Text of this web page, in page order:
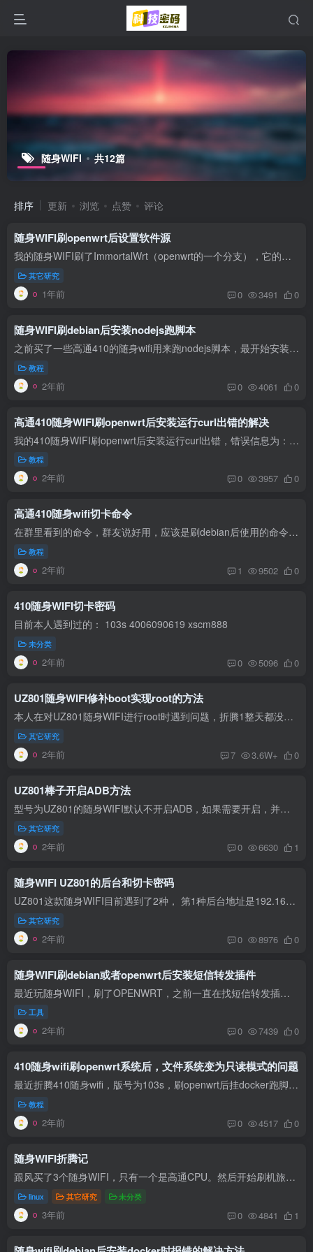
随身WIFI 共12篇
排序 更新 浏览 点赞 评论
随身WIFI刷openwrt后设置软件源
我的随身WIFI刷了ImmortalWrt（openwrt的一个分支），它的软件源downloads.immortalwrt.org被墙了， 需要更换国内源才能安装或者更新软件，目前测试可用的源： src/gz openwrt_core https://mir...
其它研究
1年前 0 3491 0
随身WIFI刷debian后安装nodejs跑脚本
之前买了一些高通410的随身wifi用来跑nodejs脚本，最开始安装docker版青龙跑，但是受410随身WiFi硬件条件限制，不是很稳定，所以干脆删掉docker，直接在系统内安装nodejs，然后使用crontab定时...
教程
2年前 0 4061 0
高通410随身WIFI刷openwrt后安装运行curl出错的解决
我的410随身WIFI刷openwrt后安装运行curl出错，错误信息为：Error relocating /usr/bin/curl: curl_global_trace: symbol not found。 经过多次摸索尝试，发现是有个软件包版本太旧的原因，重新...
教程
2年前 0 3957 0
高通410随身wifi切卡命令
在群里看到的命令，群友说好用，应该是刷debian后使用的命令。暂且记录，用到时再验证。 echo 1 > /sys/class/leds/sim:sel/brightness echo 0 > /sys/class/leds/sim:en/brightness echo...
教程
2年前 1 9502 0
410随身WIFI切卡密码
目前本人遇到过的： 103s 4006090619 xscm888
未分类
2年前 0 5096 0
UZ801随身WIFI修补boot实现root的方法
本人在对UZ801随身WIFI进行root时遇到问题，折腾1整天都没解决，坚持到第二天终于曲线解决了。 卡壳的地方 UZ801这款棒子在使用面具软件修补boot文件时总是自动退出。无法完成对boot文件的修改...
其它研究
2年前 7 3.6W+ 0
UZ801棒子开启ADB方法
型号为UZ801的随身WIFI默认不开启ADB，如果需要开启，并不需要像网上教程一样改system分区内的文件，实际上按照改文件的教程做也不会开启成功。 这款棒子可以很方便的开启ADB，就是访问http://I...
其它研究
2年前 0 6630 1
随身WIFI UZ801的后台和切卡密码
UZ801这款随身WIFI目前遇到了2种， 第1种后台地址是192.168.100.1，后台账号密码：admin、admin，切卡密码：admin8888 第2种后台地址是192.168.1.1，后台账号密码：admin、xscmadmin888 切卡密...
其它研究
2年前 0 8976 0
随身WIFI刷debian或者openwrt后安装短信转发插件
最近玩随身WIFI，刷了OPENWRT，之前一直在找短信转发插件，却没有找到。 今天偶然在github上看到了，测试了一下还真能用，感谢大佬分享。 项目地址：https://github.com/lkiuyu/DbusSmsForwardC...
工具
2年前 0 7439 0
410随身wifi刷openwrt系统后，文件系统变为只读模式的问题
最近折腾410随身wifi，版号为103s，刷openwrt后挂docker跑脚本玩。但是不知道什么原因，设备经常进入只读模式，导致docker无法启动。网上搜了很多信息，尝试过很多失败的方法后，在gemini的帮助...
教程
2年前 0 4517 0
随身WIFI折腾记
跟风买了3个随身WIFI，只有一个是高通CPU。然后开始刷机旅程。 纯小白，边学边搞。下面记录用到的资料和心得。 备份 https://blog.csdn.net/qq_31539875/article/details/127768457 这个网页上...
linux 其它研究 未分类
3年前 0 4841 1